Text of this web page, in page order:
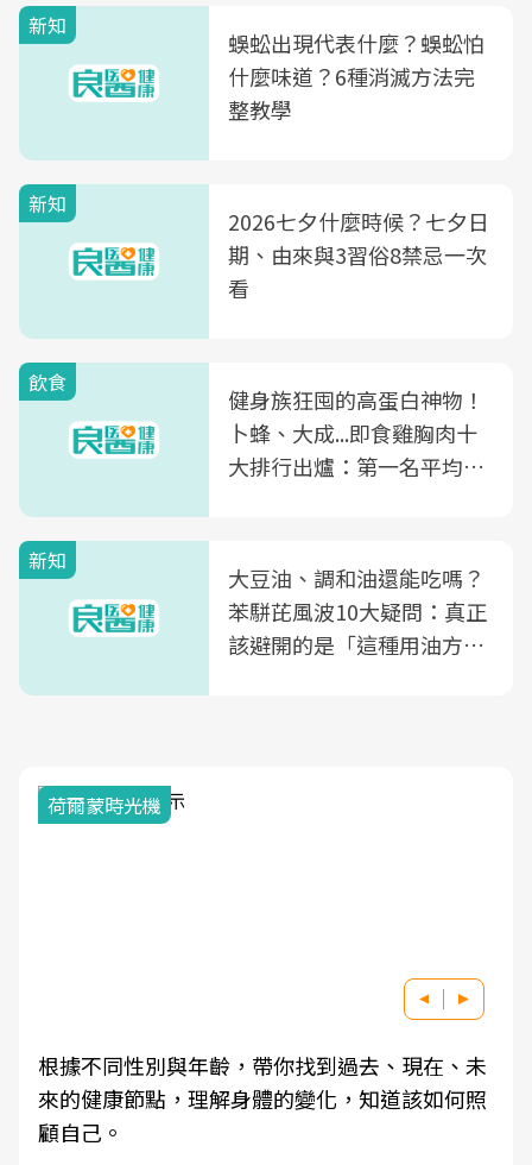
新知
蜈蚣出現代表什麼？蜈蚣怕
什麼味道？6種消滅方法完
整教學
新知
2026七夕什麼時候？七夕日
期、由來與3習俗8禁忌一次
看
飲食
健身族狂囤的高蛋白神物！
卜蜂、大成...即食雞胸肉十
大排行出爐：第一名平均一
新知
大豆油、調和油還能吃嗎？
苯駢芘風波10大疑問：真正
該避開的是「這種用油方
荷爾蒙時光機
根據不同性別與年齡，帶你找到過去、現在、未
來的健康節點，理解身體的變化，知道該如何照
顧自己。